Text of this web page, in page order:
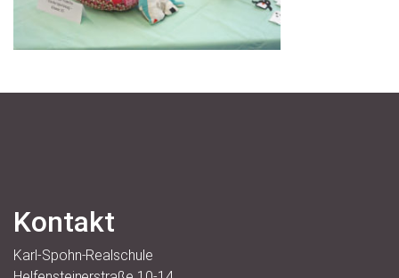
Kontakt
Karl-Spohn-Realschule